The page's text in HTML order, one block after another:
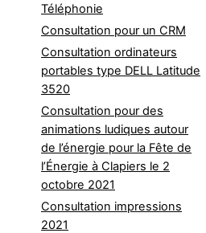
Téléphonie
Consultation pour un CRM
Consultation ordinateurs
portables type DELL Latitude
3520
Consultation pour des
animations ludiques autour
de l’énergie pour la Fête de
l’Énergie à Clapiers le 2
octobre 2021
Consultation impressions
2021